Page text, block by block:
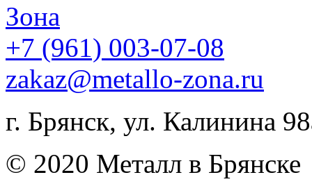
+7 (961) 003-07-08
zakaz@metallo-zona.ru
г. Брянск, ул. Калинина
© 2020 Металл в Брянске